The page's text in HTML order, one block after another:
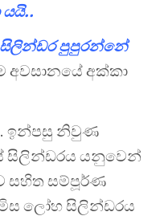
යයි..
පුපුරන්නේ
අවසානයේ අක්කා
ඉන්පසු නිවුණ
සිලින්ඩරය යනුවෙන්
සහිත සම්පූර්ණ
මිස ලෝහ සිලින්ඩරය